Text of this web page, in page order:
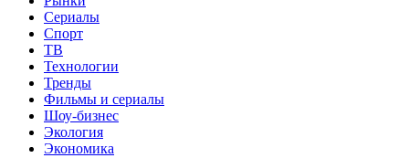
Сериалы
Спорт
ТВ
Технологии
Тренды
Фильмы и сериалы
Шоу-бизнес
Экология
Экономика